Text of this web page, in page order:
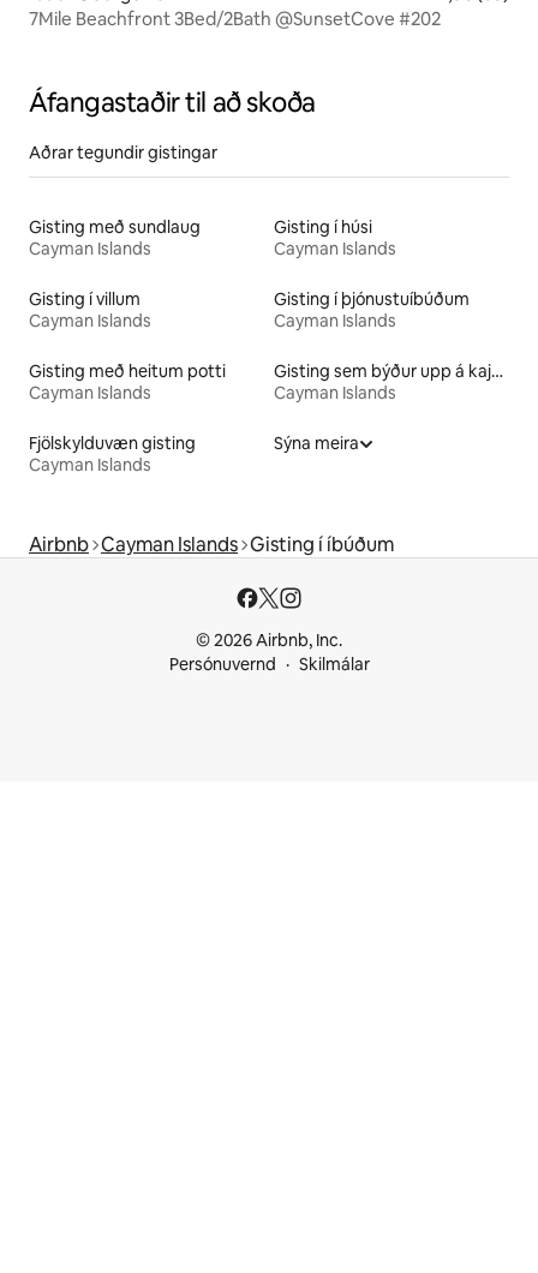
7Mile Beachfront 3Bed/2Bath @SunsetCove #202
Áfangastaðir til að skoða
Aðrar tegundir gistingar
Gisting með sundlaug
Cayman Islands
Gisting í húsi
Cayman Islands
Gisting í villum
Cayman Islands
Gisting í þjónustuíbúðum
Cayman Islands
Gisting með heitum potti
Cayman Islands
Gisting sem býður upp á kajak
Cayman Islands
Fjölskylduvæn gisting
Cayman Islands
Sýna meira
Airbnb Cayman Islands Gisting í íbúðum
© 2026 Airbnb, Inc.
Persónuvernd
Skilmálar